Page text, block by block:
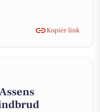
Kopiér link